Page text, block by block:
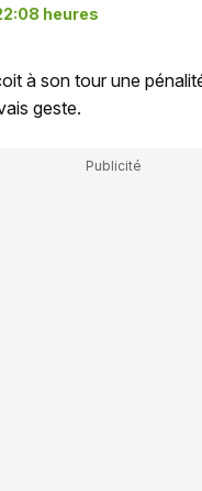
heures
à son tour une
geste.